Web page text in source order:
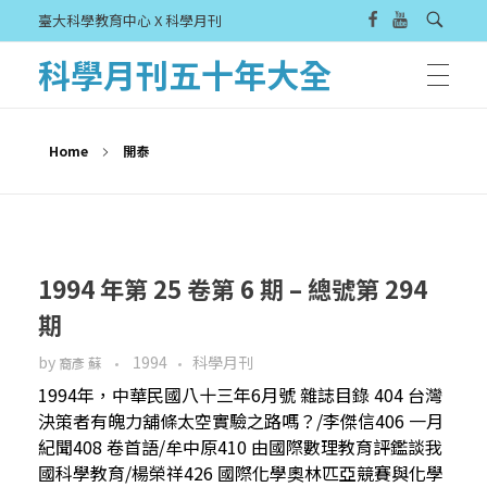
臺大科學教育中心 X 科學月刊
科學月刊五十年大全
Home 開泰
1994 年第 25 卷第 6 期 – 總號第 294
期
by 裔彥 蘇 1994 科學月刊
1994年，中華民國八十三年6月號 雜誌目錄 404 台灣
決策者有魄力舖條太空實驗之路嗎？/李傑信406 一月
紀聞408 卷首語/牟中原410 由國際數理教育評鑑談我
國科學教育/楊榮祥426 國際化學奧林匹亞競賽與化學